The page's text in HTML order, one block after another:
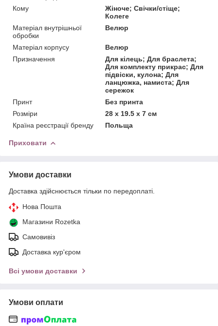
Кому
Жіноче; Свічки/стіще;
Колеге
Матеріал внутрішньої
обробки
Велюр
Матеріал корпусу
Велюр
Призначення
Для кілець; Для браслета;
Для комплекту прикрас; Для
підвіски, кулона; Для
ланцюжка, намиста; Для
сережок
Принт
Без принта
Розміри
28 x 19.5 x 7 см
Країна реєстрації бренду
Польща
Приховати
Умови доставки
Доставка здійснюється тільки по передоплаті.
Нова Пошта
Магазини Rozetka
Самовивіз
Доставка кур'єром
Всі умови доставки
Умови оплати